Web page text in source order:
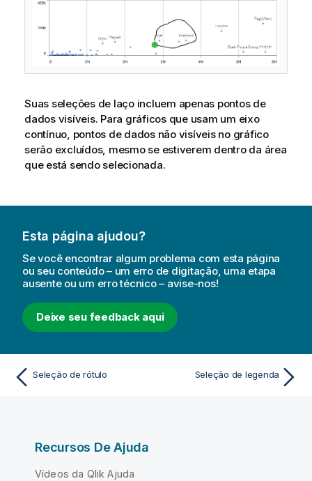
Suas seleções de laço incluem apenas pontos de
dados visíveis. Para gráficos que usam um eixo
contínuo, pontos de dados não visíveis no gráfico
serão excluídos, mesmo se estiverem dentro da área
que está sendo selecionada.
Esta página ajudou?
Se você encontrar algum problema com esta página
ou seu conteúdo – um erro de digitação, uma etapa
ausente ou um erro técnico – avise-nos!
Deixe seu feedback aqui
Seleção de rótulo Seleção de legenda
Recursos De Ajuda
Vídeos da Qlik Ajuda